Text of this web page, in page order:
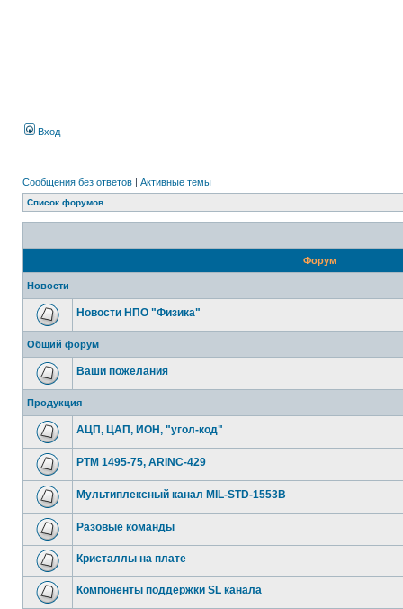
Вход
Сообщения без ответов | Активные темы
Список форумов
Форум
Новости
Новости НПО "Физика"
Общий форум
Ваши пожелания
Продукция
АЦП, ЦАП, ИОН, "угол-код"
РТМ 1495-75, ARINC-429
Мультиплексный канал MIL-STD-1553B
Разовые команды
Кристаллы на плате
Компоненты поддержки SL канала